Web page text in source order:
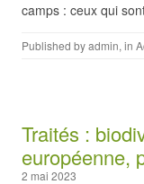
camps : ceux qui
Published byadmin, in
Traités :
européenne,
2 mai 2023